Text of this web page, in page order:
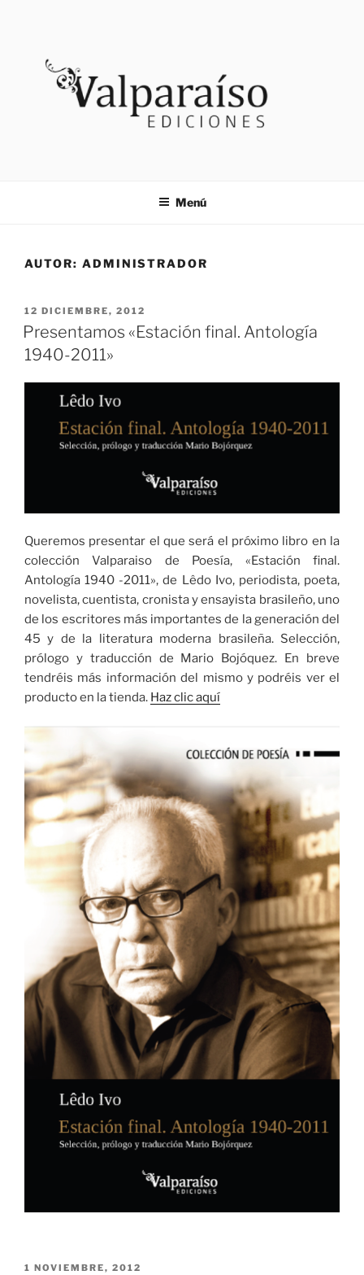
VALPARAISO EDICIONES
Menú
AUTOR: ADMINISTRADOR
PUBLICADO
EL
12 DICIEMBRE, 2012
Presentamos «Estación final. Antología
1940-2011»
Queremos presentar el que será el próximo libro en la
colección Valparaiso de Poesía, «Estación final.
Antología 1940 -2011», de Lêdo Ivo, periodista, poeta,
novelista, cuentista, cronista y ensayista brasileño, uno
de los escritores más importantes de la generación del
45 y de la literatura moderna brasileña. Selección,
prólogo y traducción de Mario Bojóquez. En breve
tendréis más información del mismo y podréis ver el
producto en la tienda. Haz clic aquí
PUBLICADO
1 NOVIEMBRE, 2012